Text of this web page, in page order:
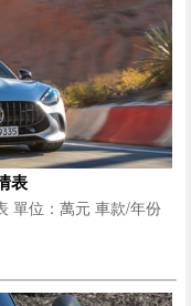
表
單位：萬元 車款/年份